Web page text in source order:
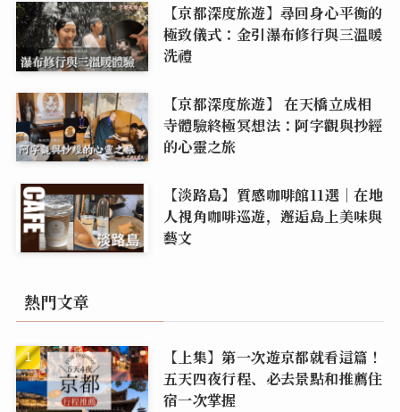
【京都深度旅遊】尋回身心平衡的
極致儀式：金引瀑布修行與三溫暖
洗禮
【京都深度旅遊】 在天橋立成相
寺體驗終極冥想法：阿字觀與抄經
的心靈之旅
【淡路島】質感咖啡館11選｜在地
人視角咖啡巡遊，邂逅島上美味與
藝文
熱門文章
【上集】第一次遊京都就看這篇！
五天四夜行程、必去景點和推薦住
宿一次掌握